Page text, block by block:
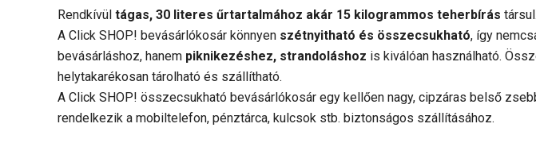
Rendkívül tágas, 30 literes űrtartalmához akár 15 kilogrammos teherbírás társul.
A Click SHOP! bevásárlókosár könnyen szétnyitható és összecsukható, így
bevásárláshoz, hanem piknikezéshez, strandoláshoz is kiválóan használható.
helytakarékosan tárolható és szállítható.
A Click SHOP! összecsukható bevásárlókosár egy kellően nagy, cipzáras belső
rendelkezik a mobiltelefon, pénztárca, kulcsok stb. biztonságos szállításához.